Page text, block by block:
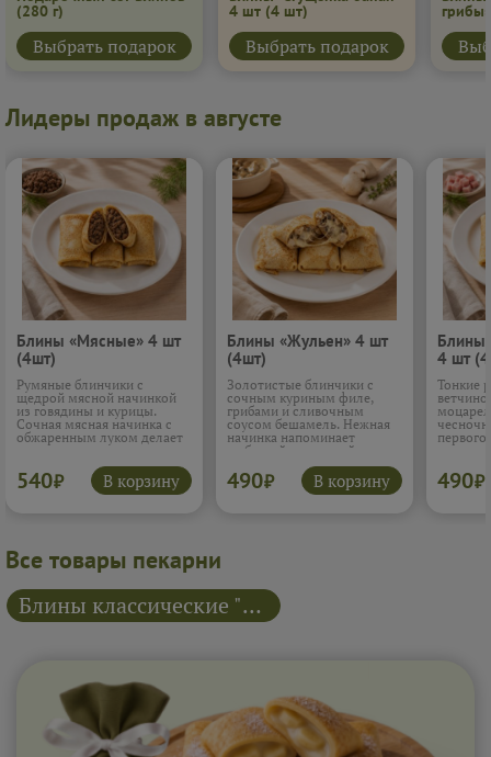
(280 г)
Выбрать подарок
4 шт (4 шт)
Выбрать подарок
Лидеры продаж в августе
Блины «Мясные» 4 шт
(4шт)
Румяные блинчики с
щедрой мясной начинкой
из говядины и курицы.
Сочная мясная начинка с
обжаренным луком делает
вкус по-настоящему
домашним и сытным. Такие
блины хочется есть не
спеша, наслаждаясь
540₽ В корзину
Блины «Жульен» 4 шт
(4шт)
Золотистые блинчики с
сочным куриным филе,
грибами и сливочным
соусом бешамель. Нежная
начинка напоминает
любимый домашний
жюльен: много грибов,
мягкая курица и
расплавленный сулугуни в
490₽ В корзину
Блины
4 шт
Тонкие
первого
нежная
490₽
Все товары пекарни
Блины классические "Русские блины"